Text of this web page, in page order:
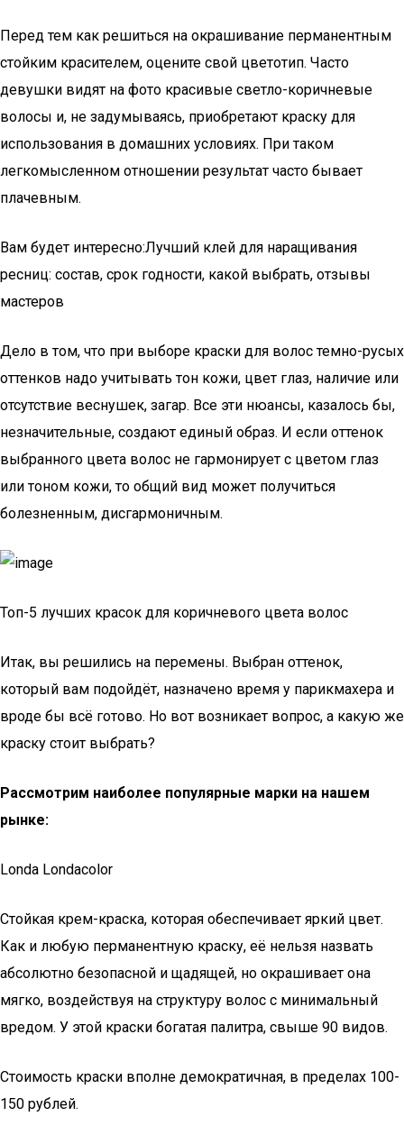
Перед тем как решиться на окрашивание перманентным
стойким красителем, оцените свой цветотип. Часто
девушки видят на фото красивые светло-коричневые
волосы и, не задумываясь, приобретают краску для
использования в домашних условиях. При таком
легкомысленном отношении результат часто бывает
плачевным.
Вам будет интересно:Лучший клей для наращивания
ресниц: состав, срок годности, какой выбрать, отзывы
мастеров
Дело в том, что при выборе краски для волос темно-русых
оттенков надо учитывать тон кожи, цвет глаз, наличие или
отсутствие веснушек, загар. Все эти нюансы, казалось бы,
незначительные, создают единый образ. И если оттенок
выбранного цвета волос не гармонирует с цветом глаз
или тоном кожи, то общий вид может получиться
болезненным, дисгармоничным.
Топ-5 лучших красок для коричневого цвета волос
Итак, вы решились на перемены. Выбран оттенок,
который вам подойдёт, назначено время у парикмахера и
вроде бы всё готово. Но вот возникает вопрос, а какую же
краску стоит выбрать?
Рассмотрим наиболее популярные марки на нашем
рынке:
Londa Londacolor
Стойкая крем-краска, которая обеспечивает яркий цвет.
Как и любую перманентную краску, её нельзя назвать
абсолютно безопасной и щадящей, но окрашивает она
мягко, воздействуя на структуру волос с минимальный
вредом. У этой краски богатая палитра, свыше 90 видов.
Стоимость краски вполне демократичная, в пределах 100-
150 рублей.